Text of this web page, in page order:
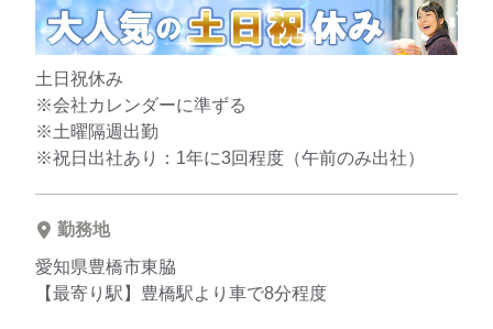
土日祝休み
※会社カレンダーに準ずる
※土曜隔週出勤
※祝日出社あり：1年に3回程度（午前のみ出社）
勤務地
愛知県豊橋市東脇
【最寄り駅】豊橋駅より車で8分程度